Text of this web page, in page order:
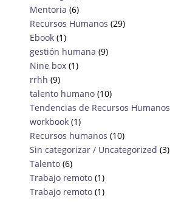
Mentoria (6)
Recursos Humanos (29)
Ebook (1)
gestión humana (9)
Nine box (1)
rrhh (9)
talento humano (10)
Tendencias de Recursos Humanos
workbook (1)
Recursos humanos (10)
Sin categorizar / Uncategorized (3)
Talento (6)
Trabajo remoto (1)
Trabajo remoto (1)